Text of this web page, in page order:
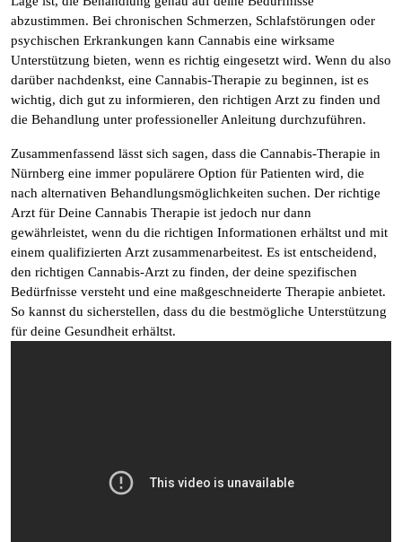
abzustimmen. Bei chronischen Schmerzen, Schlafstörungen oder
psychischen Erkrankungen kann Cannabis eine wirksame
Unterstützung bieten, wenn es richtig eingesetzt wird. Wenn du also
darüber nachdenkst, eine Cannabis-Therapie zu beginnen, ist es
wichtig, dich gut zu informieren, den richtigen Arzt zu finden und
die Behandlung unter professioneller Anleitung durchzuführen.
Zusammenfassend lässt sich sagen, dass die Cannabis-Therapie in
Nürnberg eine immer populärere Option für Patienten wird, die
nach alternativen Behandlungsmöglichkeiten suchen. Der richtige
Arzt für Deine Cannabis Therapie ist jedoch nur dann
gewährleistet, wenn du die richtigen Informationen erhältst und mit
einem qualifizierten Arzt zusammenarbeitest. Es ist entscheidend,
den richtigen Cannabis-Arzt zu finden, der deine spezifischen
Bedürfnisse versteht und eine maßgeschneiderte Therapie anbietet.
So kannst du sicherstellen, dass du die bestmögliche Unterstützung
für deine Gesundheit erhältst.